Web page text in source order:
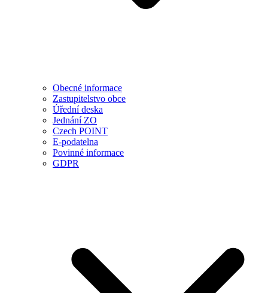
Obecné informace
Zastupitelstvo obce
Úřední deska
Jednání ZO
Czech POINT
E-podatelna
Povinné informace
GDPR